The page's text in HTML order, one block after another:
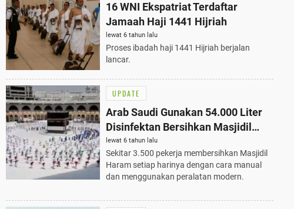
16 WNI Ekspatriat Terdaftar
Jamaah Haji 1441 Hijriah
lewat 6 tahun lalu
Proses ibadah haji 1441 Hijriah berjalan
lancar.
UPDATE
Arab Saudi Gunakan 54.000 Liter
Disinfektan Bersihkan Masjidil
Haram
lewat 6 tahun lalu
Sekitar 3.500 pekerja membersihkan Masjidil
Haram setiap harinya dengan cara manual
dan menggunakan peralatan modern.